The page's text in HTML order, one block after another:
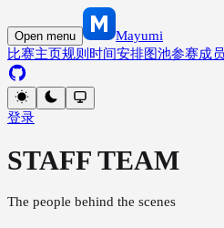
Open menu
Mayumi
比赛主页规则 时间安排图池参赛成员
登录
STAFF TEAM
The people behind the scenes